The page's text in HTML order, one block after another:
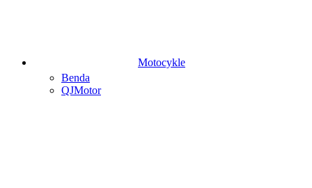
Motocykle
Benda
QJMotor